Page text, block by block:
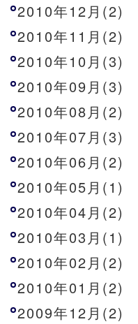
2010年12月(2)
2010年11月(2)
2010年10月(3)
2010年09月(3)
2010年08月(2)
2010年07月(3)
2010年06月(2)
2010年05月(1)
2010年04月(2)
2010年03月(1)
2010年02月(2)
2010年01月(2)
2009年12月(2)